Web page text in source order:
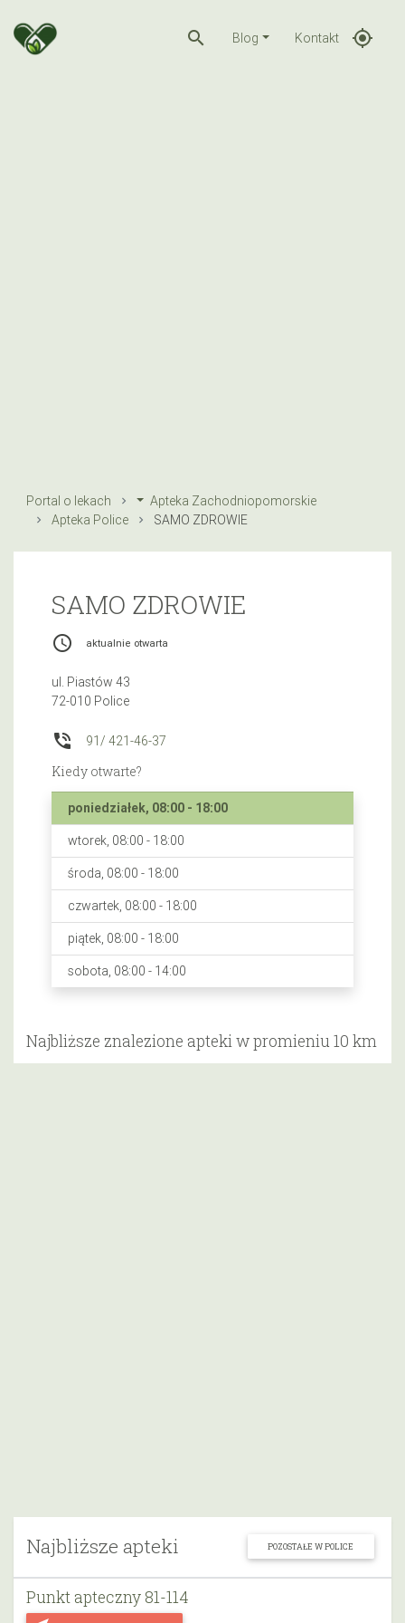
search Blog Kontakt gps_fixed
Portal o lekach
Apteka Zachodniopomorskie
Apteka Police
SAMO ZDROWIE
Najbliższe apteki POZOSTAŁE W POLICE
Punkt apteczny 81-114
SAMO ZDROWIE
access_time aktualnie otwarta
ul. Piastów 43
72-010 Police
phone_in_talk 91/ 421-46-37
Kiedy otwarte?
poniedziałek, 08:00 - 18:00
wtorek, 08:00 - 18:00
środa, 08:00 - 18:00
czwartek, 08:00 - 18:00
piątek, 08:00 - 18:00
sobota, 08:00 - 14:00
Najbliższe znalezione apteki w promieniu 10 km